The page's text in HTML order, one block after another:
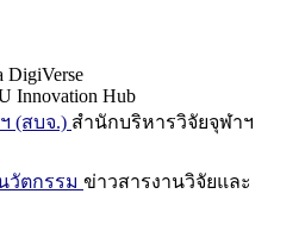
DigiVerse
Innovation Hub
(สบจ.) สำนักบริหารวิจัยจุฬาฯ
วัตกรรม ข่าวสารงานวิจัยและ